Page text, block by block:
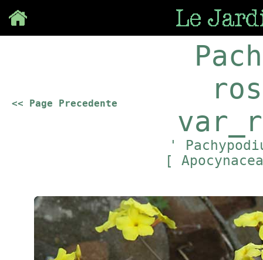
<< Page Precedente
'
[